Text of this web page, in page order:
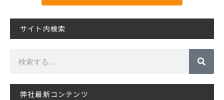
サイト内検索
弊社最新コンテンツ